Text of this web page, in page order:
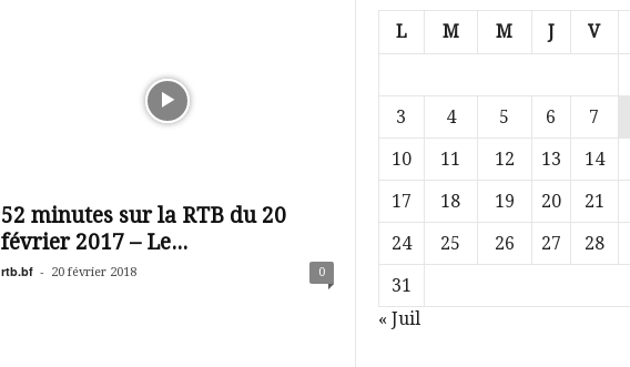
52 minutes sur la RTB du 20
février 2017 – Le...
rtb.bf - 20 février 2018 0
L M M J V
3
4 5 6 7
10
11 12 13 14
17
18 19 20 21
24
25 26 27 28
31
« Juil